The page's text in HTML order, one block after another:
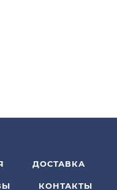
ДОСТАВКА
КОНТАКТЫ